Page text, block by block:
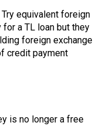
equivalent foreign
a TL loan but they
foreign exchange
credit payment
is no longer a free